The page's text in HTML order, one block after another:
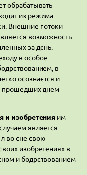
обрабатывать
из режима
Внешние потоки
возможность
за день.
в особое
в
осознается и
прошедших днем
и изобретения им
является
во сне свою
изобретениях в
и бодрствованием